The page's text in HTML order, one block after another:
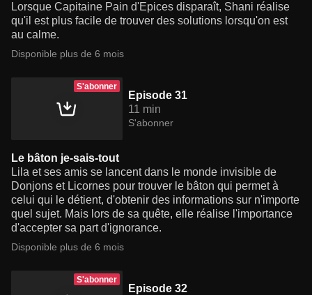
Lorsque Capitaine Pain d'Epices disparaît, Shani réalise
qu'il est plus facile de trouver des solutions lorsqu'on est
au calme.
Disponible plus de 6 mois
S'abonner
Episode 31
11 min
S'abonner
Le bâton je-sais-tout
Lila et ses amis se lancent dans le monde invisible de
Donjons et Licornes pour trouver le bâton qui permet à
celui qui le détient, d'obtenir des informations sur n'importe
quel sujet. Mais lors de sa quête, elle réalise l'importance
d'accepter sa part d'ignorance.
Disponible plus de 6 mois
S'abonner
Episode 32